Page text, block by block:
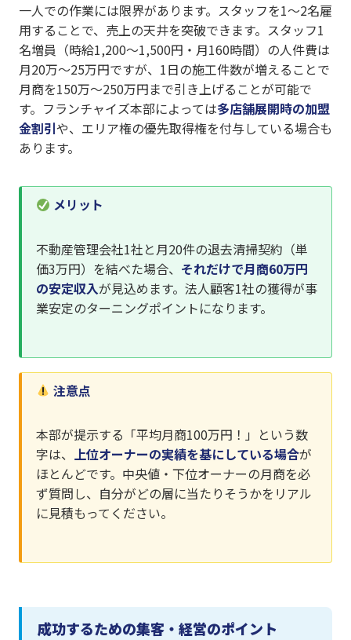
一人での作業には限界があります。スタッフを1〜2名雇
用することで、売上の天井を突破できます。スタッフ1
名増員（時給1,200〜1,500円・月160時間）の人件費は
月20万〜25万円ですが、1日の施工件数が増えることで
月商を150万〜250万円まで引き上げることが可能で
す。フランチャイズ本部によっては多店舗展開時の加盟
金割引や、エリア権の優先取得権を付与している場合も
あります。
メリット
不動産管理会社1社と月20件の退去清掃契約（単
価3万円）を結べた場合、 それだけで月商60万円
の安定収入が見込めます。法人顧客1社の獲得が事
業安定のターニングポイントになります。
注意点
本部が提示する「平均月商100万円！」という数
字は、 上位オーナーの実績を基にしている場合が
ほとんどです。中央値・下位オーナーの月商を必
ず質問し、自分がどの層に当たりそうかをリアル
に見積もってください。
成功するための集客・経営のポイント